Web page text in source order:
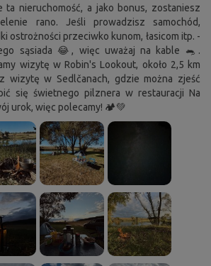
ta nieruchomość, a jako bonus, zostaniesz
rano. Jeśli prowadzisz samochód,
ostrożności przeciwko kunom, łasicom itp. -
sąsiada 😂, więc uważaj na kable 🐀.
wizytę w Robin's Lookout, około 2,5 km
wizytę w Sedlčanach, gdzie można zjeść
się świetnego pilznera w restauracji Na
urok, więc polecamy! 🏕️💚